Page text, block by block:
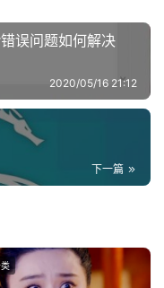
误问题如何解决
2020/05/16 21:12
下一篇